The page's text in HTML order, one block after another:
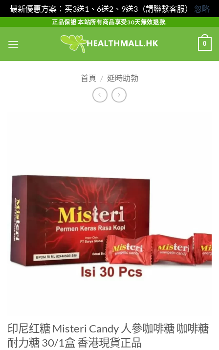
最新優惠方案：买3送1、6送2、9送3（請聯繫客服） 忽略
content
正品保證 本站所有商品享受30天無效退款.
0
首頁 / 延時助勃
印尼红糖 Misteri Candy 人參咖啡糖 咖啡糖
耐力糖 30/1盒 香港現貨正品